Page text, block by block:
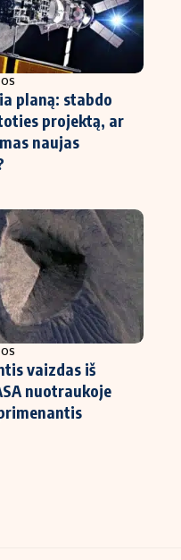
planą: stabdo
projektą, ar
naujas
vaizdas iš
nuotraukoje